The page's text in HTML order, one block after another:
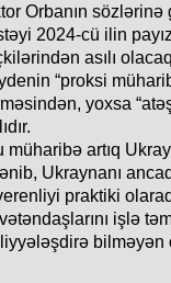
Orbanın
2024-cü ilin
asılı
“proksi
yoxsa
müharibə artıq
Ukraynanı
praktiki
işlə
bilməyən